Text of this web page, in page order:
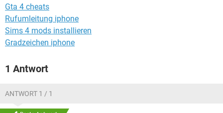
Gta 4 cheats
Rufumleitung iphone
Sims 4 mods installieren
Gradzeichen iphone
1 Antwort
ANTWORT 1 / 1